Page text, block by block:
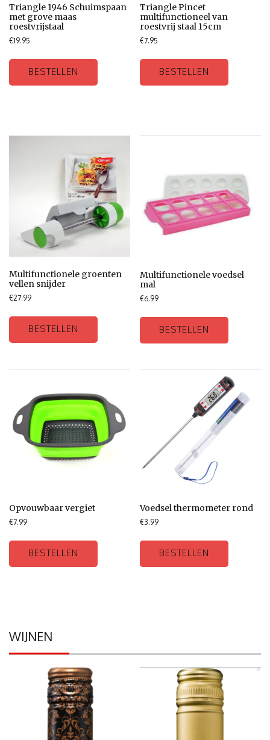
Triangle 1946 Schuimspaan
met grove maas
roestvrijstaal
€19.95
BESTELLEN
Triangle Pincet
multifunctioneel van
roestvrij staal 15cm
€7.95
BESTELLEN
Multifunctionele groenten
vellen snijder
€27.99
BESTELLEN
Multifunctionele voedsel
mal
€6.99
BESTELLEN
Opvouwbaar vergiet
€7.99
BESTELLEN
Voedsel thermometer rond
€3.99
BESTELLEN
WIJNEN